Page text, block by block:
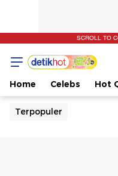
SCROLL TO
Home Celebs Hot
Terpopuler